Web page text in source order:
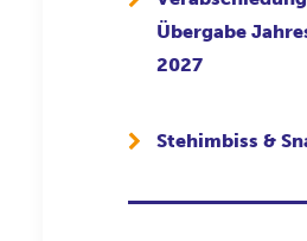
Übergabe
2027
Stehimbiss &